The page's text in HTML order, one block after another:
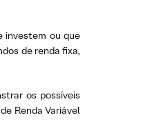
investem ou que
de renda fixa,
os possíveis
Renda Variável